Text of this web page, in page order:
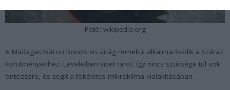
Fotó: wikipedia.org
A Madagaszkáron honos kis virág remekül alkalmazkodik a száraz
körülményekhez. Leveleiben vizet tárol, így nincs szüksége túl sok
öntözésre, és segít a tökéletes mikroklíma kialakításában.